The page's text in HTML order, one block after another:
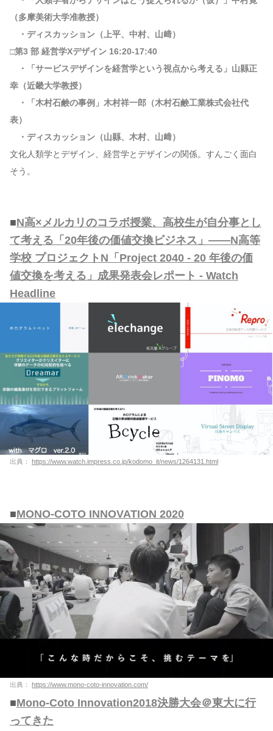
（多摩美術⼤学准教授）
・ディスカッション（上平、中村、⼭﨑）
□第3 部 経営学Xデザイン 16:20-17:40
・「サービスデザインを経営学という視点から考える」⼭縣正
幸（近畿⼤学教授）
・「⽊村⽯鹸の事例」⽊村祥⼀郎（⽊村⽯鹸⼯業株式会社代
表）
・ディスカッション（⼭縣、⽊村、⼭﨑）
文化人類学とデザイン、経営学とデザインの関係。すんごく面白
そう。
■N高×メルカリのコラボ授業、高校生が自分事とし
て考える「20年後の価値交換ビジネス」——N高等
学校 プロジェクトN「Project 2040 - 20 年後の価
値交換を考える」成果発表会レポート - Watch
Headline
出典： https://www.watch.impress.co.jp/kodomo_it/news/1264131.html
■MONO-COTO INNOVATION 2020
出典： https://www.mono-coto-innovation.com/
■Mono-Coto Innovation2018決勝大会＠東大に行
ってきた